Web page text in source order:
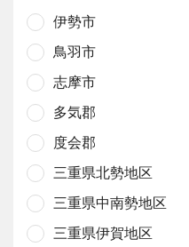
伊勢市
鳥羽市
志摩市
多気郡
度会郡
三重県北勢地区
三重県中南勢地区
三重県伊賀地区